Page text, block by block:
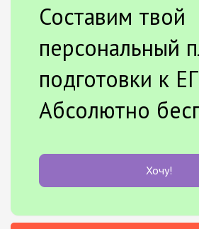
Составим твой
персональный
подготовки к
Абсолютно
Хочу!